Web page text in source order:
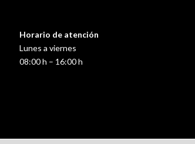
Horario de atención
Lunes a viernes
08:00 h – 16:00 h